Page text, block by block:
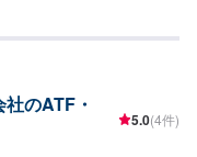
のATF・
5.0(4件)